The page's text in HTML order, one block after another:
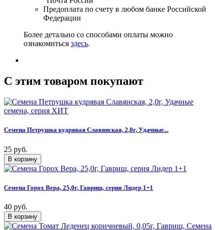
Предоплата по счету в любом банке Российской
Федерации
Более детально со способами оплаты можно
ознакомиться здесь.
C этим товаром покупают
Семена Петрушка кудрявая Славянская, 2,0г, Удачные...
25 руб.
Семена Горох Вера, 25,0г, Гавриш, серия Лидер 1+1
40 руб.